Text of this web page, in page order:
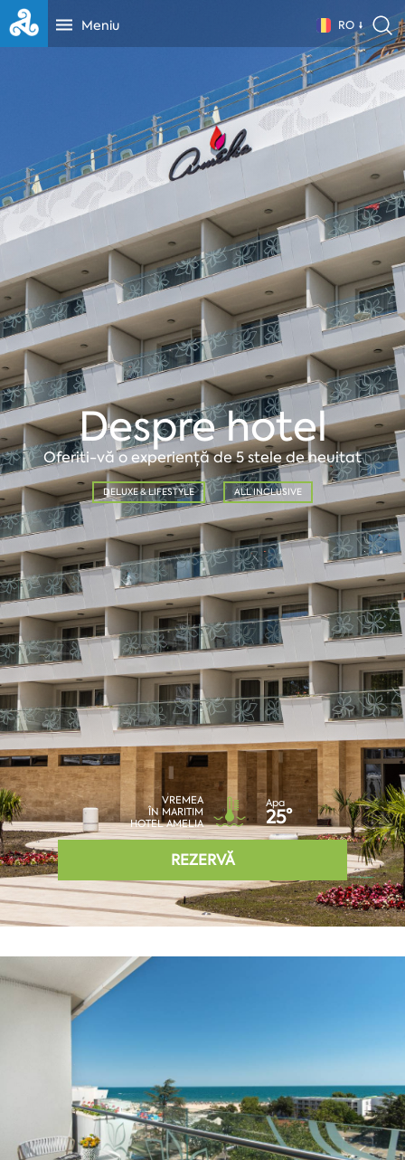
Meniu RO
Despre hotel
Oferiti-vă o experiență de 5 stele de neuitat
DELUXE & LIFESTYLE ALL INCLUSIVE
VREMEA
ÎN MARITIM
HOTEL AMELIA
Apa
25°
REZERVĂ